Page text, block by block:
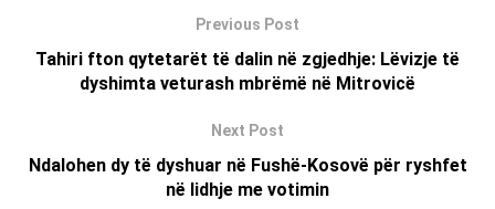
Previous Post
Tahiri fton qytetarët të dalin në zgjedhje: Lëvizje të
dyshimta veturash mbrëmë në Mitrovicë
Next Post
Ndalohen dy të dyshuar në Fushë-Kosovë për ryshfet
në lidhje me votimin